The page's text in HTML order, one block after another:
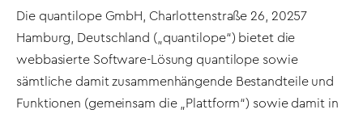
Die quantilope GmbH, Charlottenstraße 26, 20257
Hamburg, Deutschland („quantilope“) bietet die
webbasierte Software-Lösung quantilope sowie
sämtliche damit zusammenhängende Bestandteile und
Funktionen (gemeinsam die „Plattform“) sowie damit in